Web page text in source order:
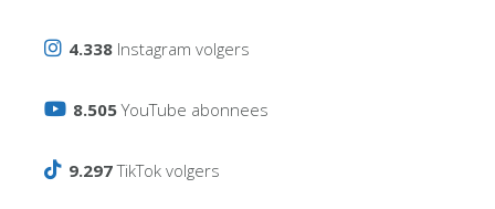
4.338 Instagram volgers
8.505YouTube abonnees
9.297TikTok volgers